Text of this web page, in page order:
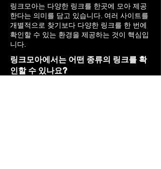
링크모아는 다양한 링크를 한곳에 모아 제공
한다는 의미를 담고 있습니다. 여러 사이트를
개별적으로 찾기보다 다양한 링크를 한 번에
확인할 수 있는 환경을 제공하는 것이 핵심입
니다.
링크모아에서는 어떤 종류의 링크를 확
인할 수 있나요?